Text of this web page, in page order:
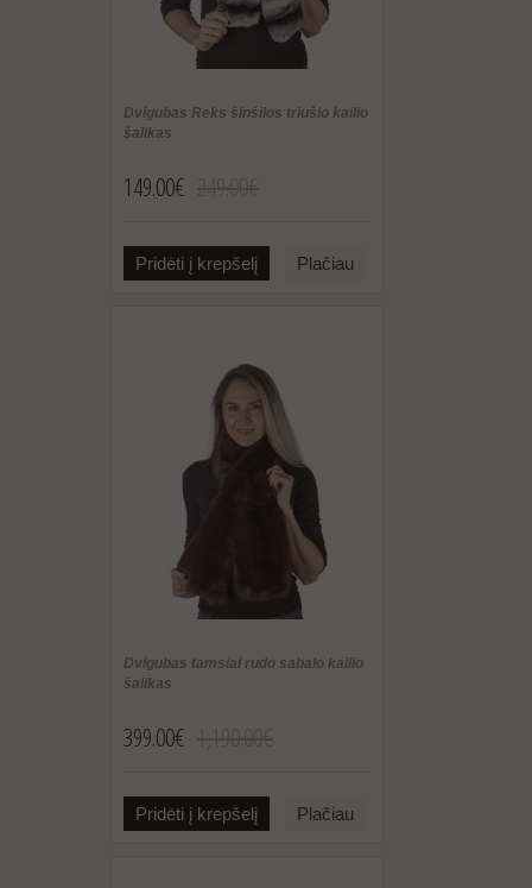
Dvigubas Reks šinšilos triušio kailio
šalikas
149.00€
Pridėti į krepšelį Plačiau
Dvigubas tamsiai rudo sabalo kailio
šalikas
399.00€
Pridėti į krepšelį Plačiau